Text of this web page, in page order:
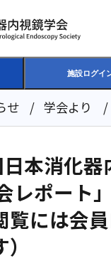
施設ログイ
せ 学会より
日本消化
レポート
覧には会